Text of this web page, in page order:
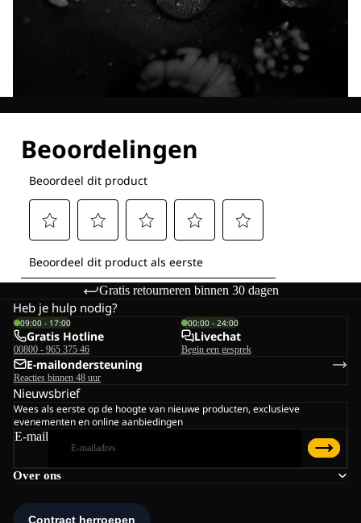
Gratis retourneren binnen 30 dagen
Over ons
Heb je hulp nodig?
09:00 - 17:00
Gratis Hotline
00800 - 965 375 46
00:00 - 24:00
Livechat
Begin een gesprek
E-mailondersteuning
Reacties binnen 48 uur
Nieuwsbrief
Wees als eerste op de hoogte van nieuwe producten, exclusieve
evenementen en online aanbiedingen
E-mail